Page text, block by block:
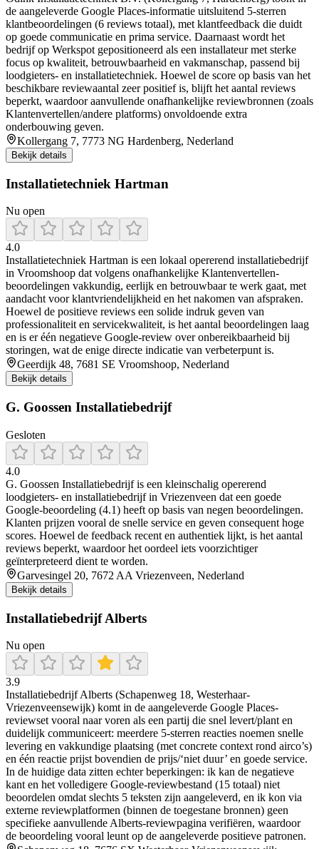
de aangeleverde Google Places-informatie uitsluitend 5-sterren
klantbeoordelingen (6 reviews totaal), met klantfeedback die duidt
op goede communicatie en prima service. Daarnaast wordt het
bedrijf op Werkspot gepositioneerd als een installateur met sterke
focus op kwaliteit, betrouwbaarheid en vakmanschap, passend bij
loodgieters- en installatietechniek. Hoewel de score op basis van het
beschikbare reviewaantal zeer positief is, blijft het aantal reviews
beperkt, waardoor aanvullende onafhankelijke reviewbronnen (zoals
Klantenvertellen/andere platforms) onvoldoende extra
onderbouwing geven.
Kollergang 7, 7773 NG Hardenberg, Nederland
Bekijk details
Installatietechniek Hartman
Nu open
4.0
Installatietechniek Hartman is een lokaal opererend installatiebedrijf
in Vroomshoop dat volgens onafhankelijke Klantenvertellen-
beoordelingen vakkundig, eerlijk en betrouwbaar te werk gaat, met
aandacht voor klantvriendelijkheid en het nakomen van afspraken.
Hoewel de positieve reviews een solide indruk geven van
professionaliteit en servicekwaliteit, is het aantal beoordelingen laag
en is er één negatieve Google-review over onbereikbaarheid bij
storingen, wat de enige directe indicatie van verbeterpunt is.
Geerdijk 48, 7681 SE Vroomshoop, Nederland
Bekijk details
G. Goossen Installatiebedrijf
Gesloten
4.0
G. Goossen Installatiebedrijf is een kleinschalig opererend
loodgieters- en installatiebedrijf in Vriezenveen dat een goede
Google-beoordeling (4.1) heeft op basis van negen beoordelingen.
Klanten prijzen vooral de snelle service en geven consequent hoge
scores. Hoewel de feedback recent en authentiek lijkt, is het aantal
reviews beperkt, waardoor het oordeel iets voorzichtiger
geïnterpreteerd dient te worden.
Garvesingel 20, 7672 AA Vriezenveen, Nederland
Bekijk details
Installatiebedrijf Alberts
Nu open
3.9
Installatiebedrijf Alberts (Schapenweg 18, Westerhaar-
Vriezenveensewijk) komt in de aangeleverde Google Places-
reviewset vooral naar voren als een partij die snel levert/plant en
duidelijk communiceert: meerdere 5-sterren reacties noemen snelle
levering en vakkundige plaatsing (met concrete context rond airco’s)
en één reactie prijst bovendien de prijs/‘niet duur’ en goede service.
In de huidige data zitten echter beperkingen: ik kan de negatieve
kant en het volledigere Google-reviewbestand (15 totaal) niet
beoordelen omdat slechts 5 teksten zijn aangeleverd, en ik kon via
externe reviewplatformen (binnen de toegestane bronnen) geen
specifieke aanvullende Alberts-reviewpagina verifiëren, waardoor
de beoordeling vooral leunt op de aangeleverde positieve patronen.